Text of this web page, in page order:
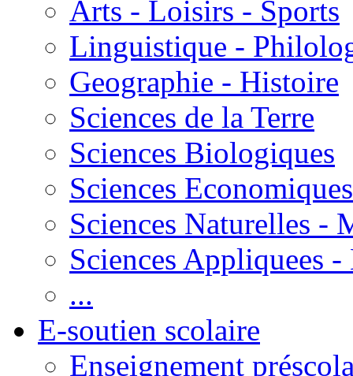
Arts - Loisirs - Sports
Linguistique -
Geographie - Histoire
Sciences de la Terre
Sciences Biologiques
Sciences Economiques
Sciences Naturelles -
Sciences Appliquees
...
E-soutien scolaire